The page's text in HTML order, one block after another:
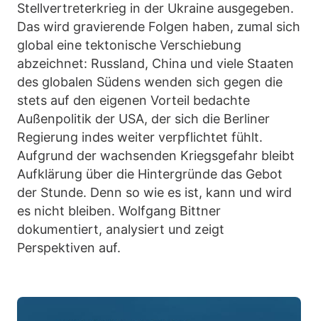
Stellvertreterkrieg in der Ukraine ausgegeben.
Das wird gravierende Folgen haben, zumal sich
global eine tektonische Verschiebung
abzeichnet: Russland, China und viele Staaten
des globalen Südens wenden sich gegen die
stets auf den eigenen Vorteil bedachte
Außenpolitik der USA, der sich die Berliner
Regierung indes weiter verpflichtet fühlt.
Aufgrund der wachsenden Kriegsgefahr bleibt
Aufklärung über die Hintergründe das Gebot
der Stunde. Denn so wie es ist, kann und wird
es nicht bleiben. Wolfgang Bittner
dokumentiert, analysiert und zeigt
Perspektiven auf.